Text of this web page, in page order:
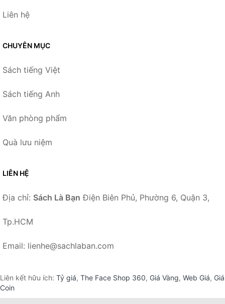
Liên hệ
CHUYÊN MỤC
Sách tiếng Việt
Sách tiếng Anh
Văn phòng phẩm
Quà lưu niệm
LIÊN HỆ
Địa chỉ: Sách Là Bạn Điện Biên Phủ, Phường 6, Quận 3,
Tp.HCM
Email: lienhe@sachlaban.com
Liên kết hữu ích: Tỷ giá, The Face Shop 360, Giá Vàng, Web Giá, Giá
Coin